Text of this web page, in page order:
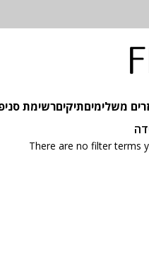
משלימיםתיקיםרשימת
There are no filter terms